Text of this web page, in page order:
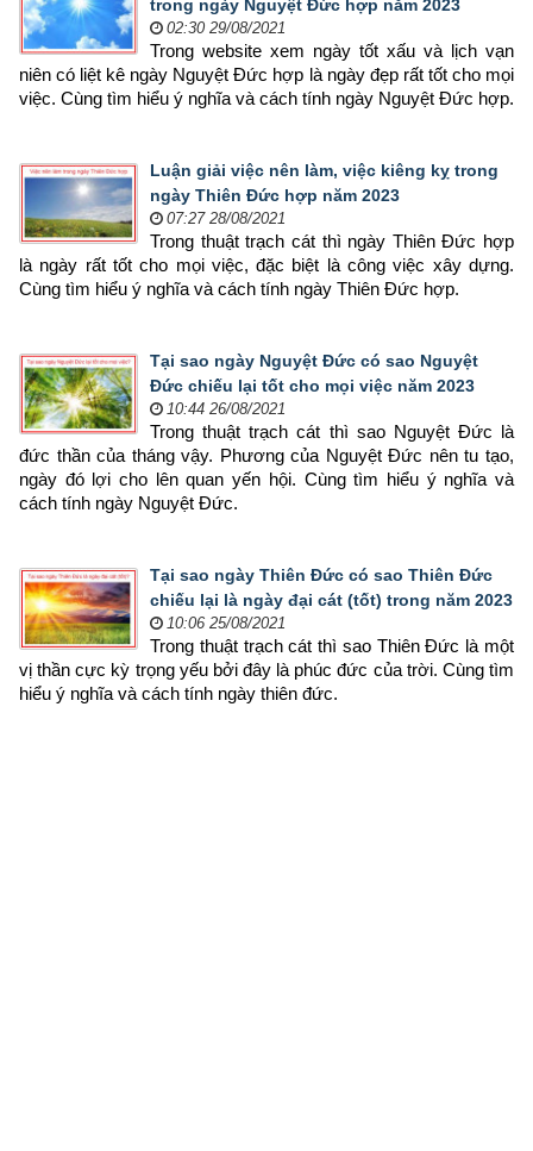
trong ngày Nguyệt Đức hợp năm 2023
02:30 29/08/2021
Trong website xem ngày tốt xấu và lịch vạn
niên có liệt kê ngày Nguyệt Đức hợp là ngày đẹp rất tốt cho mọi
việc. Cùng tìm hiểu ý nghĩa và cách tính ngày Nguyệt Đức hợp.
Luận giải việc nên làm, việc kiêng kỵ trong
ngày Thiên Đức hợp năm 2023
07:27 28/08/2021
Trong thuật trạch cát thì ngày Thiên Đức hợp
là ngày rất tốt cho mọi việc, đặc biệt là công việc xây dựng.
Cùng tìm hiểu ý nghĩa và cách tính ngày Thiên Đức hợp.
Tại sao ngày Nguyệt Đức có sao Nguyệt
Đức chiếu lại tốt cho mọi việc năm 2023
10:44 26/08/2021
Trong thuật trạch cát thì sao Nguyệt Đức là
đức thần của tháng vậy. Phương của Nguyệt Đức nên tu tạo,
ngày đó lợi cho lên quan yến hội. Cùng tìm hiểu ý nghĩa và
cách tính ngày Nguyệt Đức.
Tại sao ngày Thiên Đức có sao Thiên Đức
chiếu lại là ngày đại cát (tốt) trong năm 2023
10:06 25/08/2021
Trong thuật trạch cát thì sao Thiên Đức là một
vị thần cực kỳ trọng yếu bởi đây là phúc đức của trời. Cùng tìm
hiểu ý nghĩa và cách tính ngày thiên đức.